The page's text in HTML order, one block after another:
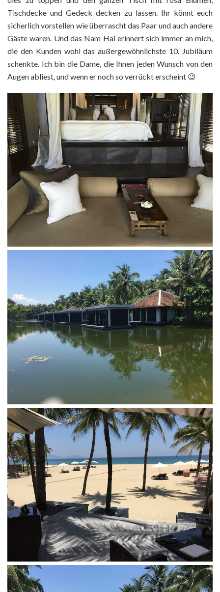
Tischdecke und Gedeck decken zu lassen. Ihr könnt euch
sicherlich vorstellen wie überrascht das Paar und auch andere
Gäste waren. Und das Nam Hai erinnert sich immer an mich,
die den Kunden wohl das außergewöhnlichste 10. Jubiläum
schenkte. Ich bin die Dame, die Ihnen jeden Wunsch von den
Augen abliest, und wenn er noch so verrückt erscheint 😉